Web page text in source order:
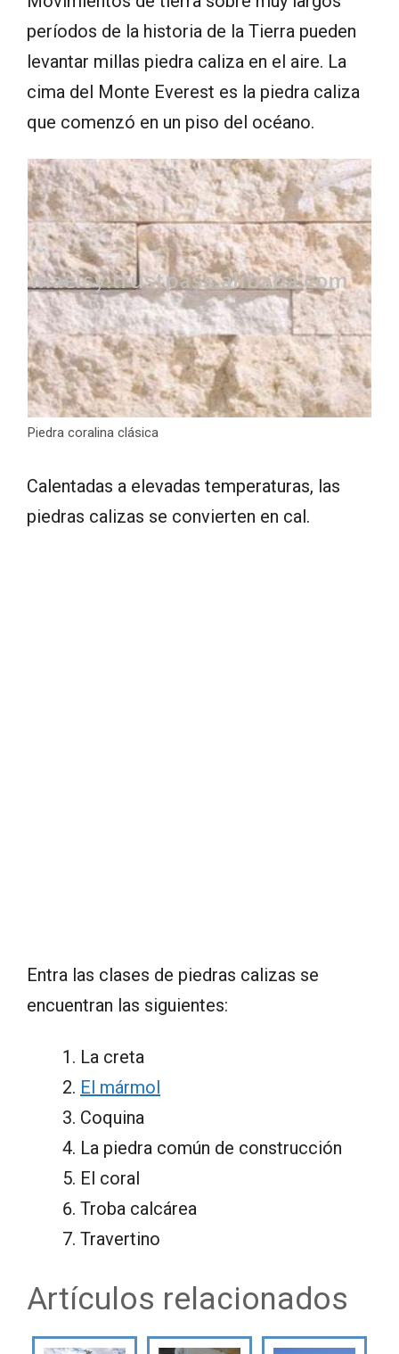
períodos de la historia de la Tierra pueden
levantar millas piedra caliza en el aire. La
cima del Monte Everest es la piedra caliza
que comenzó en un piso del océano.
Piedra coralina clásica
Calentadas a elevadas temperaturas, las
piedras calizas se convierten en cal.
Entra las clases de piedras calizas se
encuentran las siguientes:
La creta
El mármol
Coquina
La piedra común de construcción
El coral
Troba calcárea
Travertino
Artículos relacionados